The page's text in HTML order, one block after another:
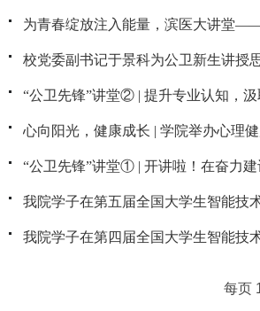
为青春绽放注入能量，滨医大讲堂
校党委副书记于景科为公卫新生讲授
“公卫先锋”讲堂② | 提升专业认知，
课，开课啦！
心向阳光，健康成长 | 学院举办心理
“公卫先锋”讲堂① | 开讲啦！在奋力
献青春力量
我院学子在第五届全国大学生智能技
我院学子在第四届全国大学生智能技
每页